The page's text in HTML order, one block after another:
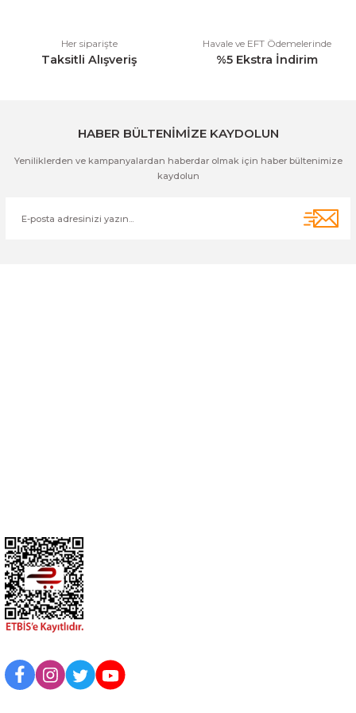
Her siparişte
Taksitli Alışveriş
Havale ve EFT Ödemelerinde
%5 Ekstra İndirim
HABER BÜLTENİMİZE KAYDOLUN
Yeniliklerden ve kampanyalardan haberdar olmak için haber bültenimize
kaydolun